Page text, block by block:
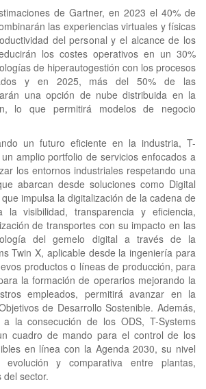
de Gartner, en 2023 el 40% de
las experiencias virtuales y físicas
del personal y el alcance de los
los costes operativos en un 30%
de hiperautogestión con los procesos
y en 2025, más del 50% de las
una opción de nube distribuida en la
lo que permitirá modelos de negocio
un futuro eficiente en la industria, T-
amplio portfolio de servicios enfocados a
los entornos industriales respetando una
abarcan desde soluciones como Digital
impulsa la digitalización de la cadena de
la visibilidad, transparencia y eficiencia,
de transportes con su impacto en las
del gemelo digital a través de la
Twin X, aplicable desde la ingeniería para
productos o líneas de producción, para
la formación de operarios mejorando la
empleados, permitirá avanzar en la
de Desarrollo Sostenible. Además,
la consecución de los ODS, T-Systems
cuadro de mando para el control de los
en línea con la Agenda 2030, su nivel
y comparativa entre plantas,
del sector.